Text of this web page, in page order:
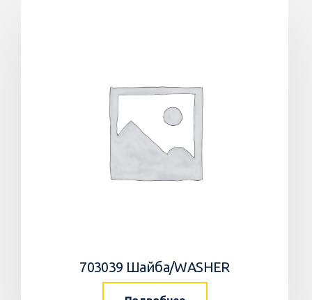
703039 Шайба/WASHER